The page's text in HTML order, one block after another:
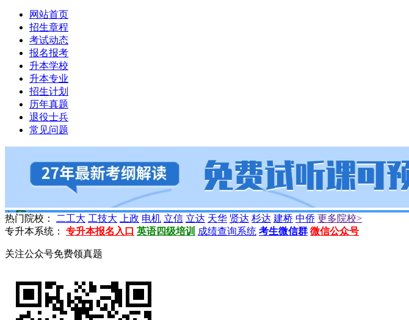
网站首页
招生章程
考试动态
报名报考
升本学校
升本专业
招生计划
历年真题
退役士兵
常见问题
热门院校： 二工大 工技大 上政 电机 立信 立达 天华 贤达 杉达 建桥 中侨 更多院校>
专升本系统：
专升本报名入口 英语四级培训 成绩查询系统 考生微信群 微信公众号
关注公众号免费领真题